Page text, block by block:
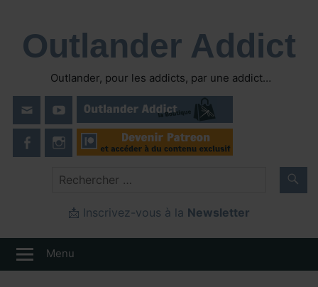
contentOutlander Addict
Outlander, pour les addicts, par une addict…
📩 Inscrivez-vous à la Newsletter
Menu